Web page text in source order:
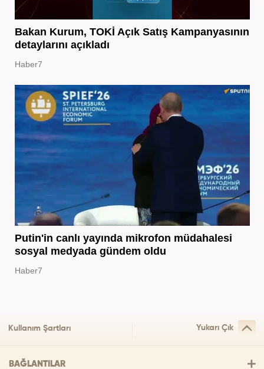
Bakan Kurum, TOKİ Açık Satış Kampanyasının
detaylarını açıkladı
Haber7
Putin'in canlı yayında mikrofon müdahalesi
sosyal medyada gündem oldu
Haber7
Kullanım Şartları Yukarı Çık
BAĞLANTILAR